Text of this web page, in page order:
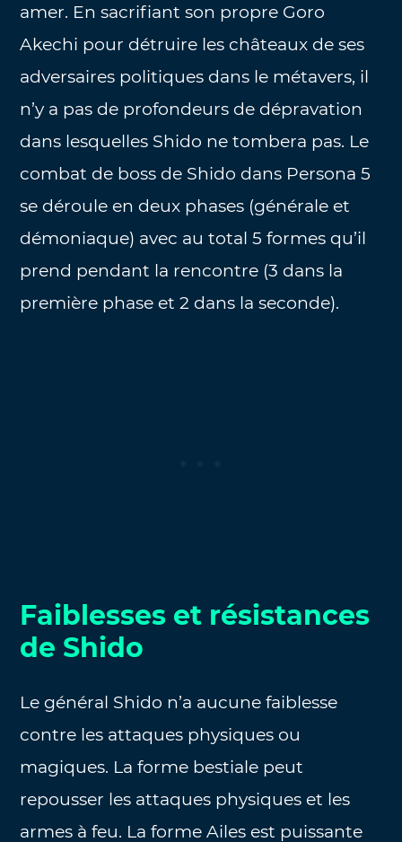
amer. En sacrifiant son propre Goro
Akechi pour détruire les châteaux de ses
adversaires politiques dans le métavers, il
n’y a pas de profondeurs de dépravation
dans lesquelles Shido ne tombera pas. Le
combat de boss de Shido dans Persona 5
se déroule en deux phases (générale et
démoniaque) avec au total 5 formes qu’il
prend pendant la rencontre (3 dans la
première phase et 2 dans la seconde).
Faiblesses et résistances
de Shido
Le général Shido n’a aucune faiblesse
contre les attaques physiques ou
magiques. La forme bestiale peut
repousser les attaques physiques et les
armes à feu. La forme Ailes est puissante